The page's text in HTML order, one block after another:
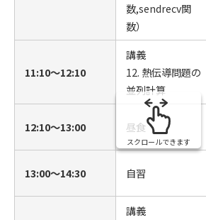
数,sendrecv関
数）
11:10〜12:10
講義
12. 熱伝導問題の
並列計算
12:10〜13:00 昼食
13:00〜14:30 自習
講義
スクロールできます